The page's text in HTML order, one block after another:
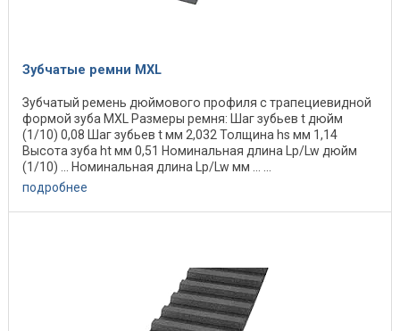
Зубчатые ремни MXL
Зубчатый ремень дюймового профиля с трапециевидной
формой зуба MXL Размеры ремня: Шаг зубьев t дюйм
(1/10) 0,08 Шаг зубьев t мм 2,032 Толщина hs мм 1,14
Высота зуба ht мм 0,51 Номинальная длина Lp/Lw дюйм
(1/10) ... Номинальная длина Lp/Lw мм ... ...
подробнее